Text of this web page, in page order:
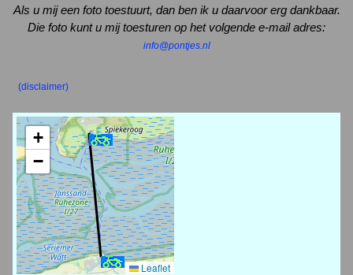
Als u mij een foto toestuurt, dan ben ik u daarvoor erg dankbaar.
Die foto kunt u mij toesturen op het volgende e-mail adres:
info@pontjes.nl
(disclaimer)
+
−
Leaflet